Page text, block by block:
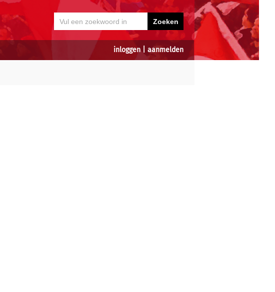
inloggen| aanmelden